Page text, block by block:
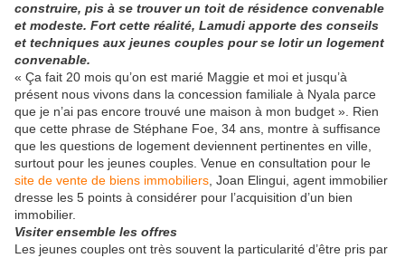
construire, pis à se trouver un toit de résidence convenable
et modeste. Fort cette réalité, Lamudi apporte des conseils
et techniques aux jeunes couples pour se lotir un logement
convenable.
« Ça fait 20 mois qu’on est marié Maggie et moi et jusqu’à
présent nous vivons dans la concession familiale à Nyala parce
que je n’ai pas encore trouvé une maison à mon budget ». Rien
que cette phrase de Stéphane Foe, 34 ans, montre à suffisance
que les questions de logement deviennent pertinentes en ville,
surtout pour les jeunes couples. Venue en consultation pour le
site de vente de biens immobiliers , Joan Elingui, agent immobilier
dresse les 5 points à considérer pour l’acquisition d’un bien
immobilier.
Visiter ensemble les offres
Les jeunes couples ont très souvent la particularité d’être pris par